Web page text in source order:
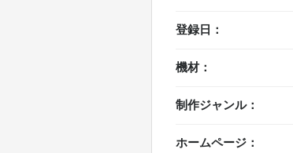
登録日：
機材：
制作ジャンル：
ホームページ：